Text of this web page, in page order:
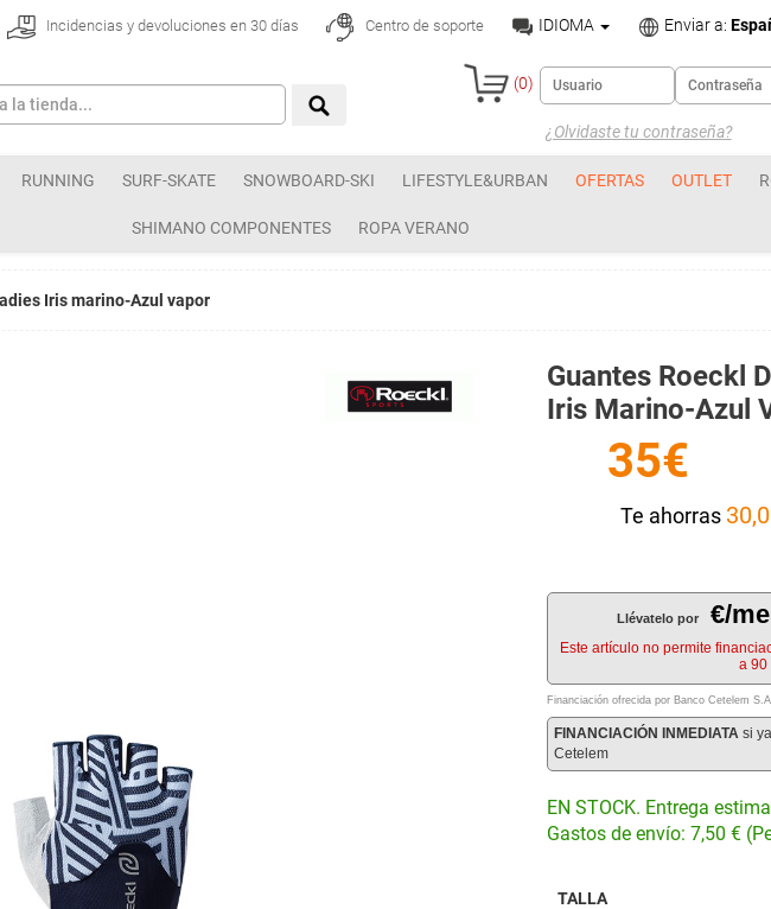
Incidencias y devoluciones en 30 días Centro de soporte IDIOMA Enviar a:
(0)
¿Olvidaste tu contraseña?
RUNNING SURF-SKATE SNOWBOARD-SKI LIFESTYLE&URBAN OFERTAS OUTLET
SHIMANO COMPONENTES ROPA VERANO
Iris marino-Azul vapor
Guantes Roeckl
Iris Marino-Azul
35€
Te ahorras
Llévatelo por €/
Este artículo no permite
a 90
Financiación ofrecida por Banco Cetelem
FINANCIACIÓN INMEDIATA si
Cetelem
EN STOCK. Entrega
Gastos de envío: 7,50 €
TALLA